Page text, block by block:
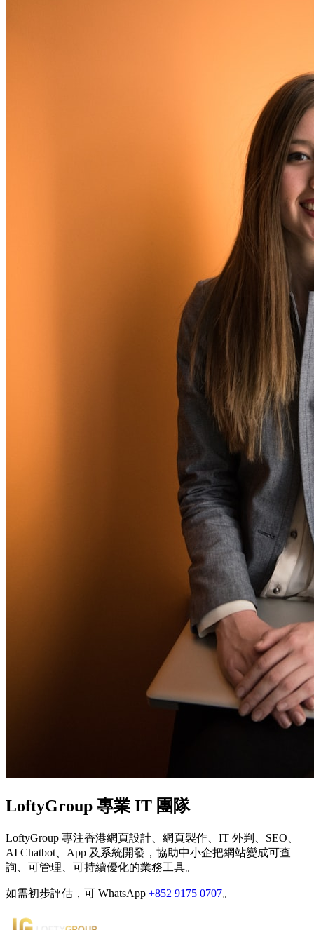
LoftyGroup 專業 IT 團隊
LoftyGroup 專注香港網頁設計、網頁製作、IT 外判、SEO、
AI Chatbot、App 及系統開發，協助中小企把網站變成可查
詢、可管理、可持續優化的業務工具。
如需初步評估，可 WhatsApp +852 9175 0707。